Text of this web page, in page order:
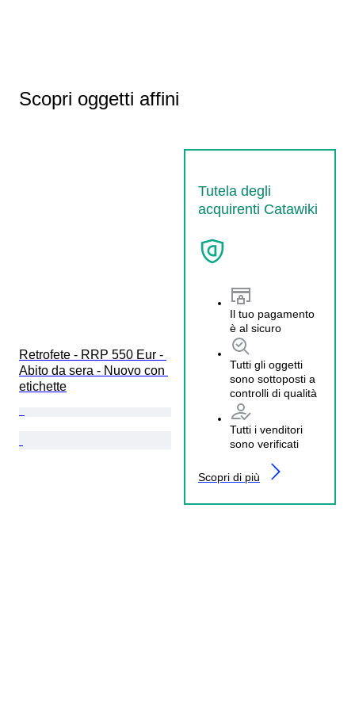
Scopri oggetti affini
Tutela degli
acquirenti Catawiki
Il tuo pagamento
è al sicuro
Tutti gli oggetti
sono sottoposti a
controlli di qualità
Tutti i venditori
sono verificati
Scopri di più
Retrofete - RRP 550 Eur -
Abito da sera - Nuovo con
etichette